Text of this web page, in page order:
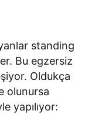
standing
Bu egzersiz
Oldukça
olunursa
yapılıyor: